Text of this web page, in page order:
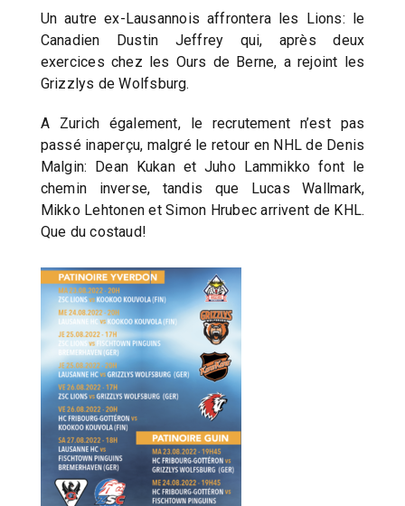
Un autre ex-Lausannois affrontera les Lions: le
Canadien Dustin Jeffrey qui, après deux
exercices chez les Ours de Berne, a rejoint les
Grizzlys de Wolfsburg.
A Zurich également, le recrutement n’est pas
passé inaperçu, malgré le retour en NHL de Denis
Malgin: Dean Kukan et Juho Lammikko font le
chemin inverse, tandis que Lucas Wallmark,
Mikko Lehtonen et Simon Hrubec arrivent de KHL.
Que du costaud!